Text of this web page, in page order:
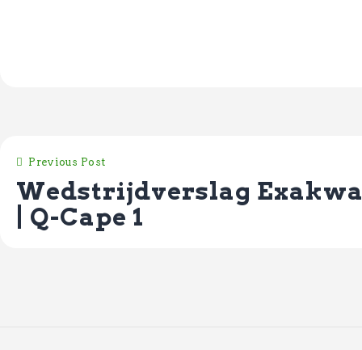
Previous Post
Wedstrijdverslag Exakwa
| Q-Cape 1